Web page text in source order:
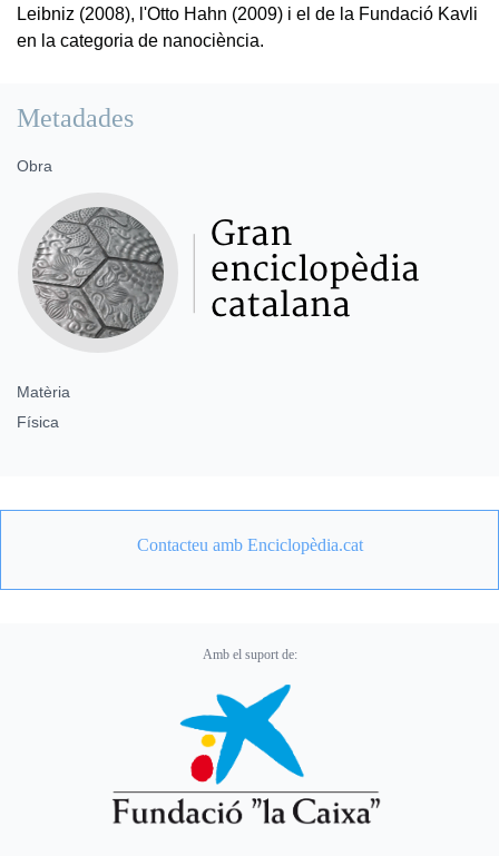
Leibniz (2008), l'Otto Hahn (2009) i el de la Fundació Kavli
en la categoria de nanociència.
Metadades
Obra
Matèria
Física
Contacteu amb Enciclopèdia.cat
Amb el suport de: